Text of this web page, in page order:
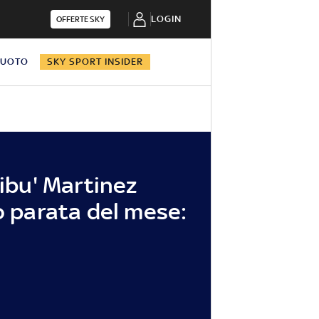
OFFERTE SKY LOGIN
SKY SPORT INSIDER
Martinez
parata del mese: